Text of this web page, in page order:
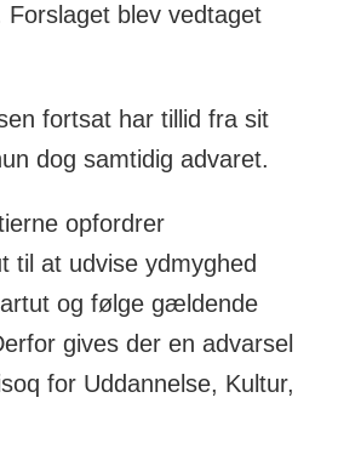
Forslaget blev vedtaget
fortsat har tillid fra sit
dog samtidig advaret.
opfordrer
til at udvise ydmyghed
og følge gældende
gives der en advarsel
for Uddannelse, Kultur,